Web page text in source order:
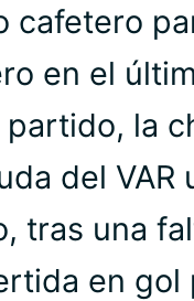
cafetero
en el
la
del
tras una
en gol